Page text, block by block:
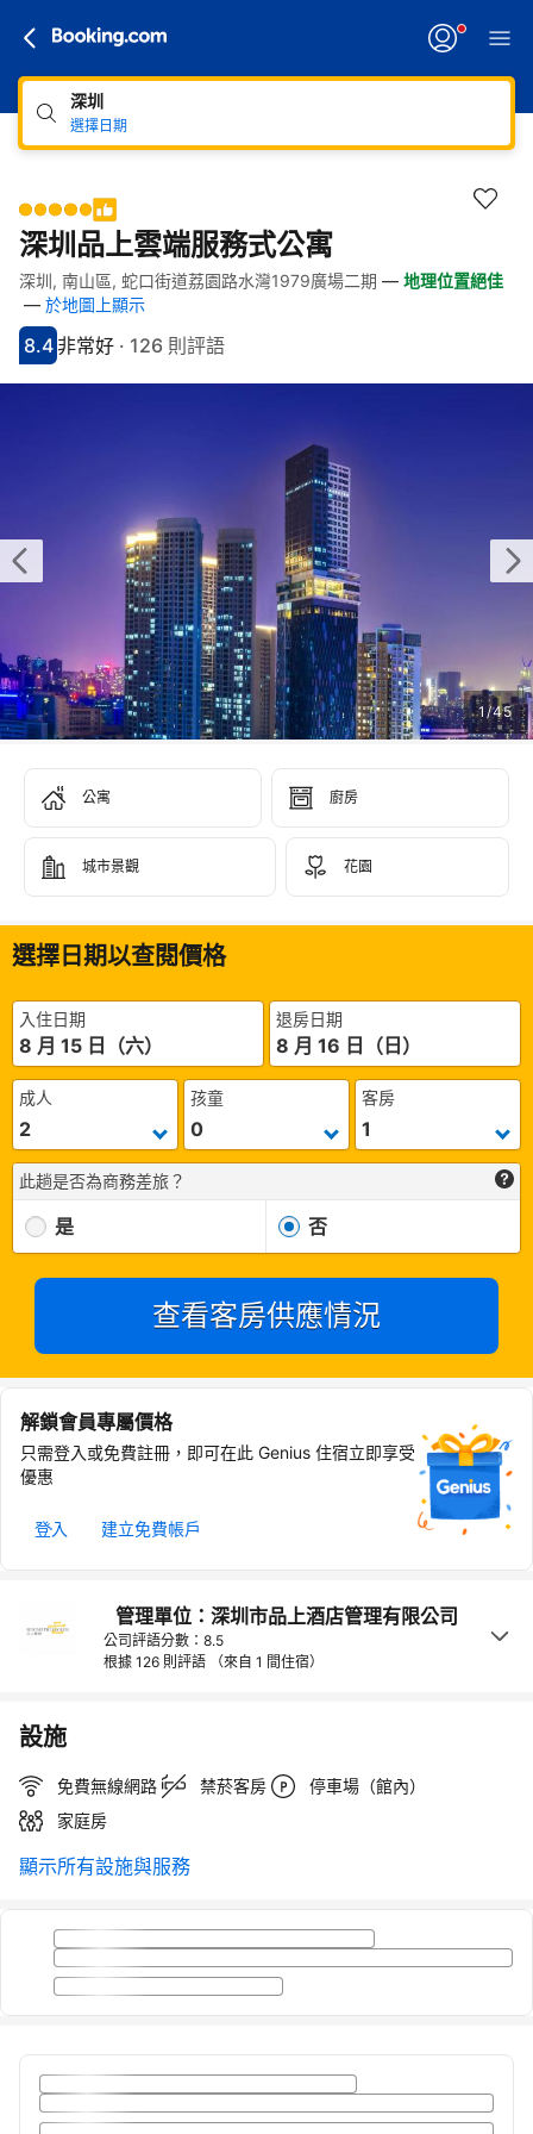
深圳
選擇日期
深圳品上雲端服務式公寓
快速連結
跳至住宿介紹
跳至熱門設施
跳至客房類型
跳至訂房政策
深圳, 南山區, 蛇口街道荔園路水灣1979廣場二期 — 地理位置絕佳
— 於地圖上顯示
分數8.4分
8.4
評比非常好
非常好 · 126 則評語
1 /45
公寓 廚房
城市景觀 花園
選擇日期以查閱價格
入住日期
8 月 15 日（六）
退房日期
8 月 16 日（日）
成人 孩童 客房
此趟是否為商務差旅？
是 否
查看客房供應情況
解鎖會員專屬價格
只需登入或免費註冊，即可在此 Genius 住宿立即享受
優惠
登入 建立免費帳戶
管理單位：深圳市品上酒店管理有限公司
公司評語分數：8.5
根據 126 則評語
（來自 1 間住宿）
設施
免費無線網路 禁菸客房
停車場（館內）
家庭房
顯示所有設施與服務